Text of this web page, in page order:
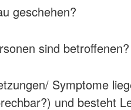
geschehen?
sind betroffenen?
Symptome
und besteht